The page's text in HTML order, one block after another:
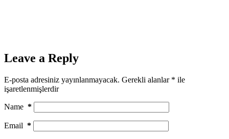
Leave a Reply
E-posta adresiniz yayınlanmayacak. Gerekli alanlar * ile
işaretlenmişlerdir
Name *
Email *